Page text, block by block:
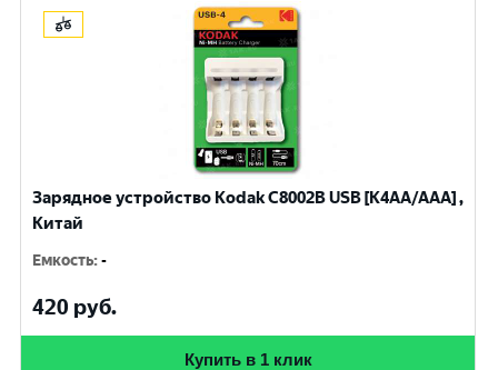
Зарядное устройство Kodak С8002B USB [K4AA/AAA] ,
Китай
Емкость:-
420 руб.
Купить в 1 клик